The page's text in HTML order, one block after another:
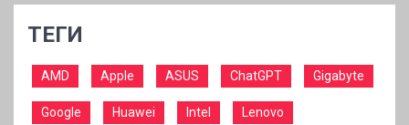
ТЕГИ
AMD Apple ASUS ChatGPT Gigabyte
Google Huawei Intel Lenovo